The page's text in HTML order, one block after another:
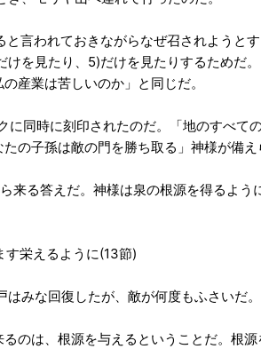
言われておきながらなぜ召されようと
を見たり、5)だけを見たりするためだ
産業は苦しいのか」と同じだ。
同時に刻印されたのだ。「地のすべて
の子孫は敵の門を勝ち取る」神様が備え
来る答えだ。神様は泉の根源を得るよう
す栄えるように(13節)
みな回復したが、敵が何度もふさいだ。
のは、根源を与えるということだ。根源